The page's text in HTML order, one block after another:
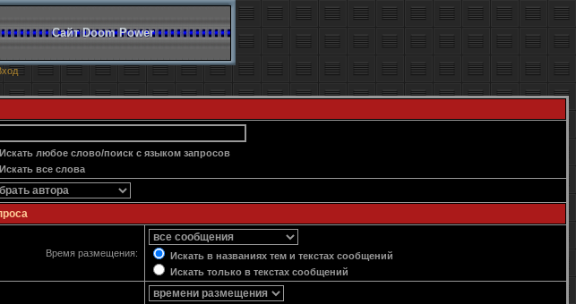
Сайт Doom Power
Искать любое слово/поиск с языком запросов
Искать все слова
Время размещения:
Искать в названиях тем и текстах сообщений
Искать только в текстах сообщений